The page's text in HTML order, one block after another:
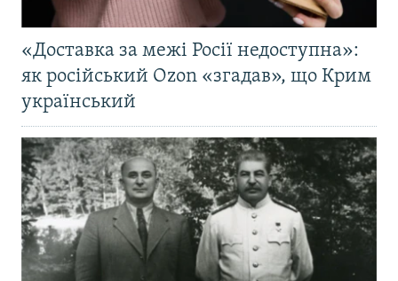
«Доставка за межі Росії недоступна»:
як російський Ozon «згадав», що Крим
український